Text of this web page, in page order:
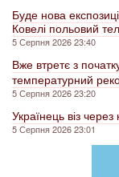
Буде нова
Ковелі польовий
5 Серпня 2026 23:40
Вже втретє з
температурний
5 Серпня 2026 23:20
Українець віз
5 Серпня 2026 23:01